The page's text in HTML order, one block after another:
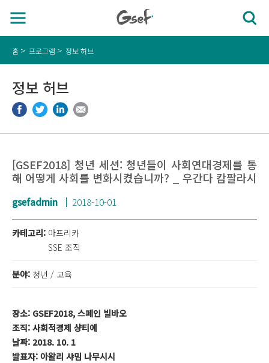
홈 프로그램 정보 허브
정보 허브
[GSEF2018] 청년 세션: 청년들이 사회연대경제를 통
해 어떻게 사회를 변화시켰습니까? _ 우간다 캄팔라시
gsefadmin 2018-10-01
카테고리: 아프리카
SSE 조직
분야: 청년 / 교육
장소: GSEF2018, 스페인 빌바오
조직: 사회적경제 샹티에
날짜: 2018. 10. 1
발표자: 아왈리 샤밈 나무시시